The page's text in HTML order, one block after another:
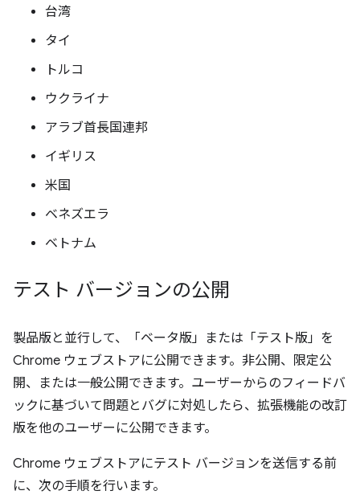
台湾
タイ
トルコ
ウクライナ
アラブ首長国連邦
イギリス
米国
ベネズエラ
ベトナム
テスト バージョンの公開
製品版と並行して、「ベータ版」または「テスト版」を
Chrome ウェブストアに公開できます。非公開、限定公
開、または一般公開できます。ユーザーからのフィードバ
ックに基づいて問題とバグに対処したら、拡張機能の改訂
版を他のユーザーに公開できます。
Chrome ウェブストアにテスト バージョンを送信する前
に、次の手順を行います。